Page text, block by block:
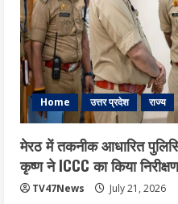
Home उत्तर प्रदेश राज्य
मेरठ में तकनीक आधारित
कृष्ण ने ICCC का किया निरीक्षण
TV47News July 21, 2026